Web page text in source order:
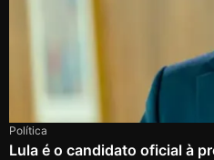
Política
Lula é o candidato oficial à